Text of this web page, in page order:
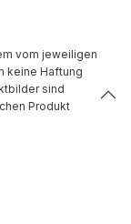
vom jeweiligen
keine Haftung
sind
Produkt